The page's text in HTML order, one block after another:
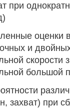
при
оценки
и
скорости
большой
захват) при